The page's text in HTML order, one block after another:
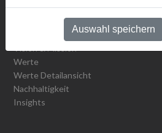
ÜBER UNS
Werte
Werte Detailansicht
Nachhaltigkeit
Insights
Auswahl speichern